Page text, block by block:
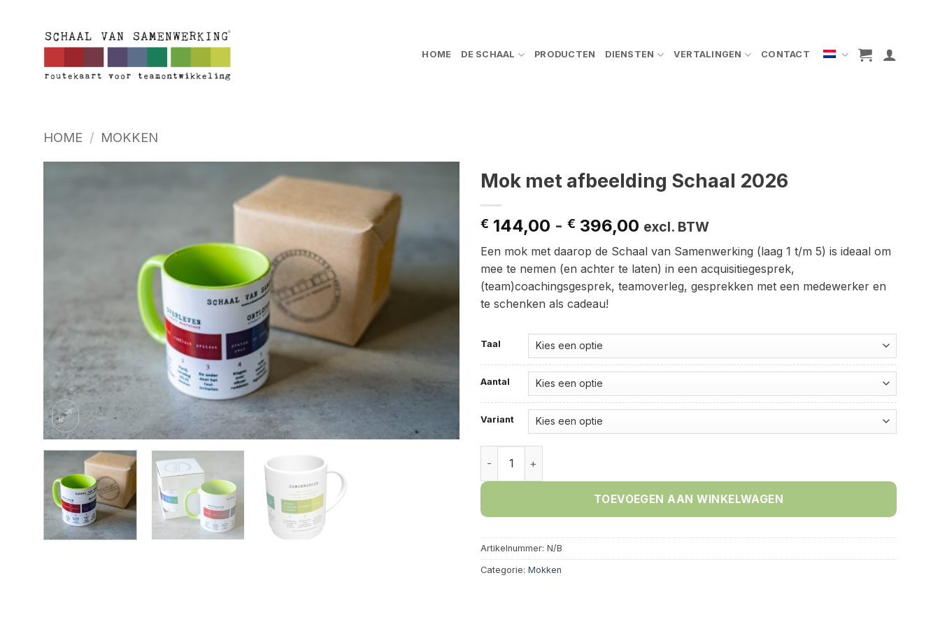
HOME DE SCHAAL PRODUCTEN DIENSTEN VERTALINGEN CONTACT
HOME / MOKKEN
Mok met afbeelding Schaal 2026
€ 144,00 - € 396,00 Prijsklasse:
€ 144,00
tot
€ 396,00
excl. BTW
Een mok met daarop de Schaal van Samenwerking (laag 1 t/m 5) is ideaal om
mee te nemen (en achter te laten) in een acquisitiegesprek,
(team)coachingsgesprek, teamoverleg, gesprekken met een medewerker en
te schenken als cadeau!
Taal
Aantal
Variant
TOEVOEGEN AAN WINKELWAGEN
Alternative:
Artikelnummer: N/B
Categorie: Mokken